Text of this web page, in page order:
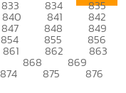
833 834 835
840 841 842
847 848 849
854 855 856
861 862 863
868 869
874 875 876